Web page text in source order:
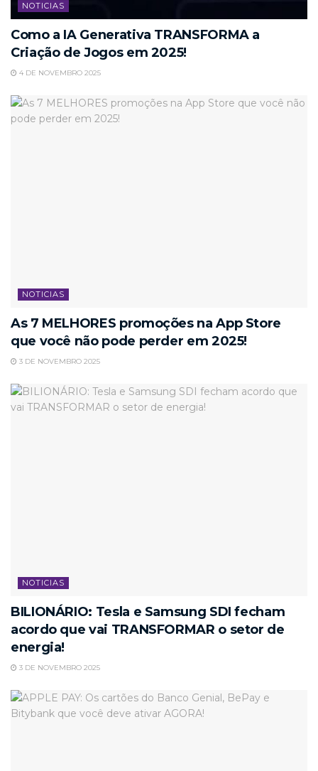
NOTICIAS
Como a IA Generativa TRANSFORMA a
Criação de Jogos em 2025!
4 DE NOVEMBRO 2025
NOTICIAS
As 7 MELHORES promoções na App Store
que você não pode perder em 2025!
3 DE NOVEMBRO 2025
NOTICIAS
BILIONÁRIO: Tesla e Samsung SDI fecham
acordo que vai TRANSFORMAR o setor de
energia!
3 DE NOVEMBRO 2025